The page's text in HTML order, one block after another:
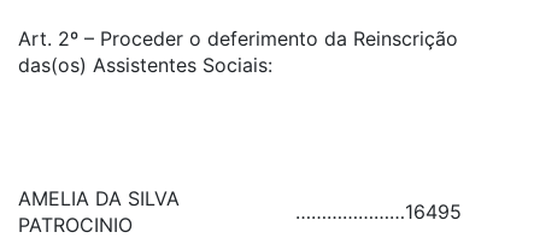
Art. 2º – Proceder o deferimento da Reinscrição
das(os) Assistentes Sociais:
AMELIA DA SILVA
PATROCINIO
…………………16495